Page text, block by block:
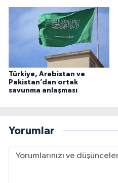
Türkiye, Arabistan ve
Pakistan’dan ortak
savunma anlaşması
Yorumlar